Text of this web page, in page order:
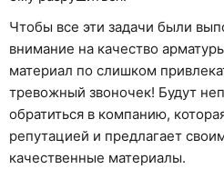
Чтобы все эти задачи были
внимание на качество
материал по слишком
тревожный звоночек! Будут
обратиться в компанию,
репутацией и предлагает
качественные материалы.